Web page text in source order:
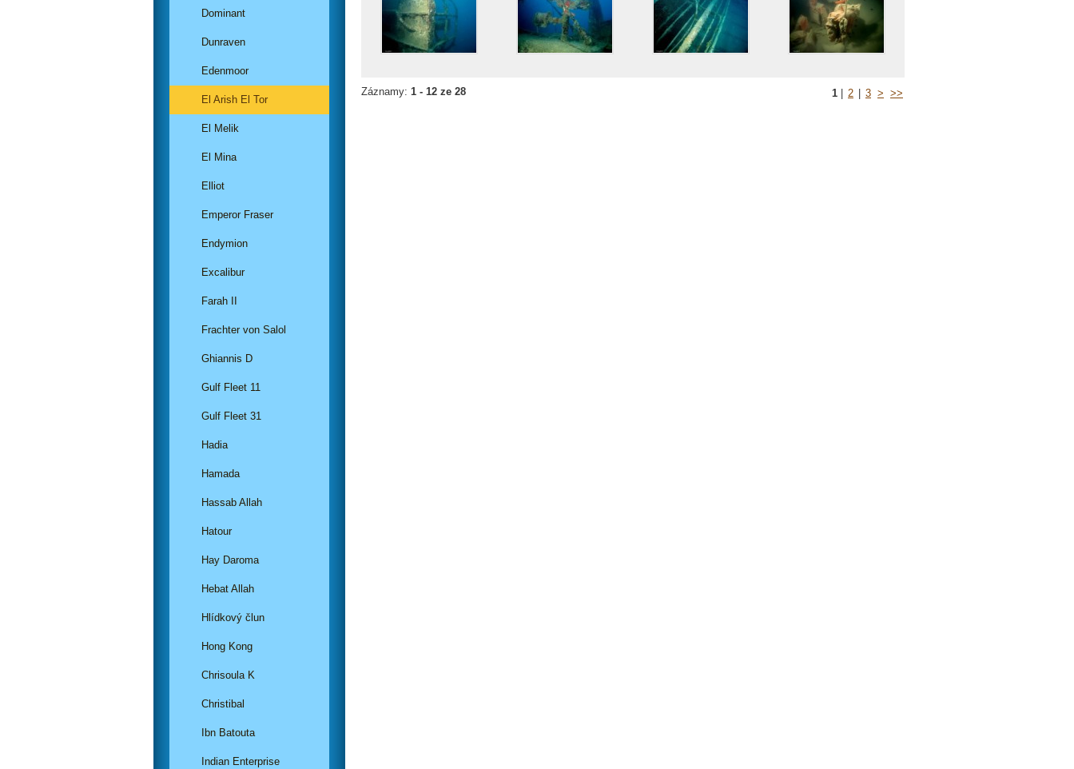
Záznamy: 1 - 12 ze 28 1 2 3 > >>
Dominant
Dunraven
Edenmoor
El Arish El Tor
El Melik
El Mina
Elliot
Emperor Fraser
Endymion
Excalibur
Farah II
Frachter von Salol
Ghiannis D
Gulf Fleet 11
Gulf Fleet 31
Hadia
Hamada
Hassab Allah
Hatour
Hay Daroma
Hebat Allah
Hlídkový člun
Hong Kong
Chrisoula K
Christibal
Ibn Batouta
Indian Enterprise